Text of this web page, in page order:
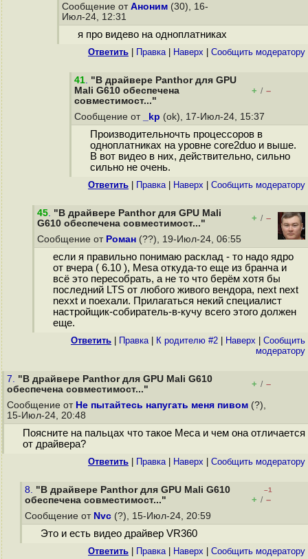
Сообщение от Аноним (30), 16-
Июл-24, 12:31
я про видево на одноплатниках
Ответить Правка| Наверх Cообщить модератору
41. "В драйвере Panthor для GPU
Mali G610 обеспечена
совместимост..."
+ / –
Сообщение от _kp (ok), 17-Июл-24, 15:37
Производительночть процессоров в
одноплатниках на уровне core2duo и выше.
В вот видео в них, действительно, сильно
сильно не очень.
Ответить Правка| Наверх Cообщить модератору
45. "В драйвере Panthor для GPU Mali
G610 обеспечена совместимост..."
+ / –
Сообщение от Роман (??), 19-Июл-24, 06:55
если я правильно понимаю расклад - то надо ядро
от вчера ( 6.10 ), Mesa откуда-то еще из бранча и
всё это пересобрать, а не то что берём хотя бы
последний LTS от любого живого вендора, next next
nexxt и поехали. Прилагаться некий специалист
настройщик-собиратель-в-кучу всего этого должен
еще.
Ответить Правка| К родителю #2 Наверх
Cообщить
модератору
7. "В драйвере Panthor для GPU Mali G610
обеспечена совместимост..."
+ / –
Сообщение от Не пытайтесь напугать меня пивом (?),
15-Июл-24, 20:48
Поясните на пальцах что такое Меса и чем она отличается
от драйвера?
Ответить Правка| Наверх Cообщить модератору
8. "В драйвере Panthor для GPU Mali G610
обеспечена совместимост..."
–1
+ / –
Сообщение от Nvc (?), 15-Июл-24, 20:59
Это и есть видео драйвер VR360
Ответить Правка| Наверх Cообщить модератору